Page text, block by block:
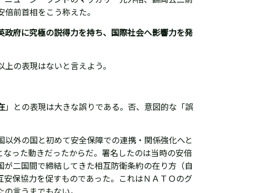
前首相をこう称えた。
政府に究極の説得力を持ち、国際社会へ影響力を発
上の表現はないと言えよう。
」との表現は大きな誤りである。否、意図的な「誤
外の国と初めて安全保障での連携・関係強化へと
った動きだったからだ。署名したのは当時の安倍
二国間で締結してきた相互防衛条約の在り方（自
保協力を促すものであった。これはＮＡＴＯのグ